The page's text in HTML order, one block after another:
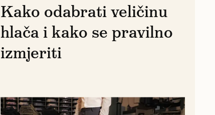
Kako odabrati veličinu
hlača i kako se pravilno
izmjeriti